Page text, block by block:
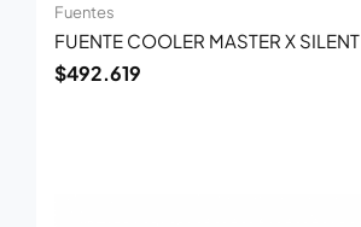
Fuentes
FUENTE COOLER MASTER X SILENT
$492.619